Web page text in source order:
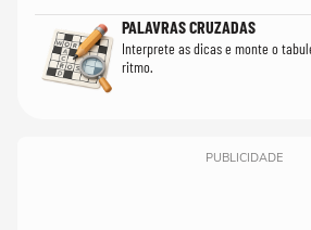
PALAVRAS CRUZADAS
Interprete as dicas e monte o
ritmo.
PUBLICIDADE